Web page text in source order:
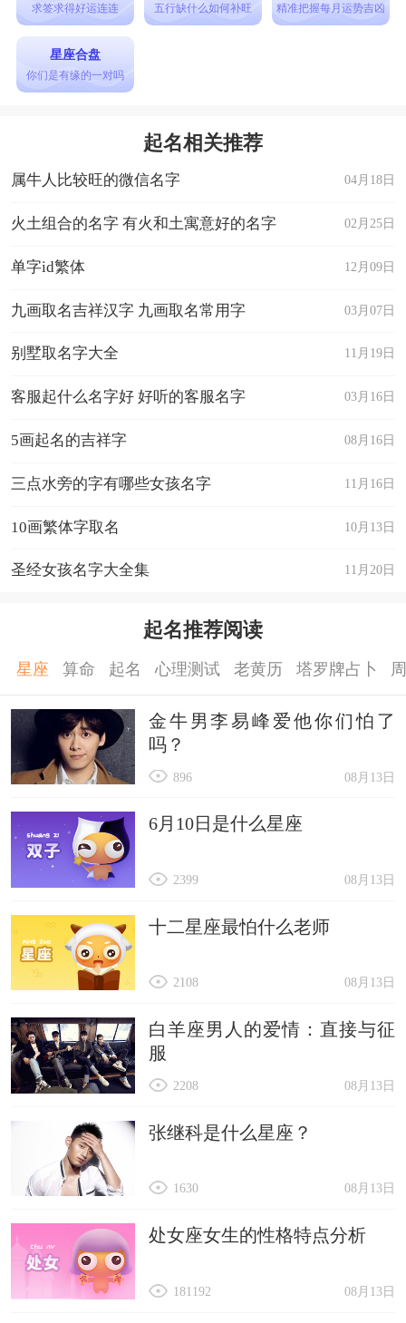
求签求得好运连连 五行缺什么如何补旺 精准把握每月运势吉凶
星座合盘
你们是有缘的一对吗
起名相关推荐
04月18日
属牛人比较旺的微信名字
02月25日
火土组合的名字 有火和土寓意好的名字
12月09日
单字id繁体
03月07日
九画取名吉祥汉字 九画取名常用字
11月19日
别墅取名字大全
03月16日
客服起什么名字好 好听的客服名字
08月16日
5画起名的吉祥字
11月16日
三点水旁的字有哪些女孩名字
10月13日
10画繁体字取名
11月20日
圣经女孩名字大全集
起名推荐阅读
星座 算命 起名 心理测试 老黄历 塔罗牌占卜
金牛男李易峰爱他你们怕了
吗？
08月13日
896
6月10日是什么星座
08月13日
2399
十二星座最怕什么老师
08月13日
2108
白羊座男人的爱情：直接与征
服
08月13日
2208
张继科是什么星座？
08月13日
1630
处女座女生的性格特点分析
08月13日
181192